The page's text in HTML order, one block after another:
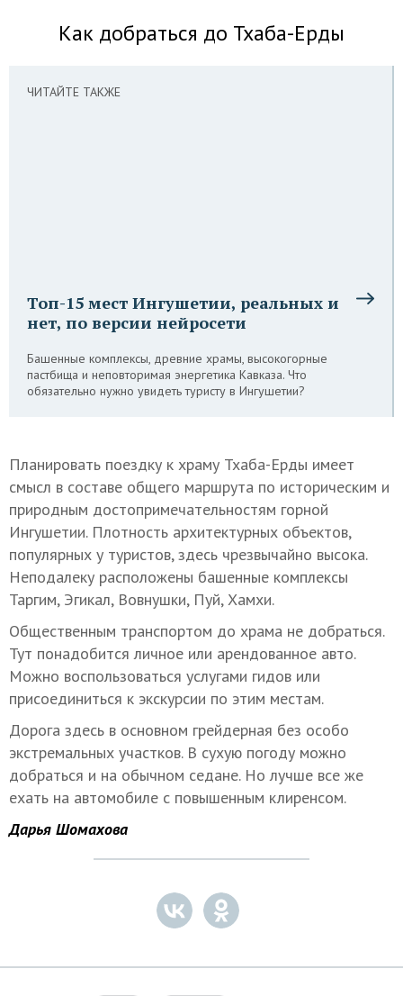
Как добраться до Тхаба-Ерды
ЧИТАЙТЕ ТАКЖЕ
Топ-15 мест Ингушетии, реальных и
нет, по версии нейросети
Башенные комплексы, древние храмы, высокогорные
пастбища и неповторимая энергетика Кавказа. Что
обязательно нужно увидеть туристу в Ингушетии?
Планировать поездку к храму Тхаба-Ерды имеет
смысл в составе общего маршрута по историческим и
природным достопримечательностям горной
Ингушетии. Плотность архитектурных объектов,
популярных у туристов, здесь чрезвычайно высока.
Неподалеку расположены башенные комплексы
Таргим, Эгикал, Вовнушки, Пуй, Хамхи.
Общественным транспортом до храма не добраться.
Тут понадобится личное или арендованное авто.
Можно воспользоваться услугами гидов или
присоединиться к экскурсии по этим местам.
Дорога здесь в основном грейдерная без особо
экстремальных участков. В сухую погоду можно
добраться и на обычном седане. Но лучше все же
ехать на автомобиле с повышенным клиренсом.
Дарья Шомахова